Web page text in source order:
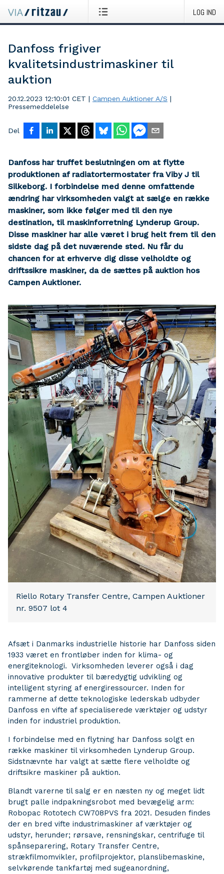
LOG IND
Danfoss frigiver
kvalitetsindustrimaskiner til
auktion
20.12.2023 12:10:01 CET | Campen Auktioner A/S |
Pressemeddelelse
Del
Danfoss har truffet beslutningen om at flytte
produktionen af radiatortermostater fra Viby J til
Silkeborg. I forbindelse med denne omfattende
ændring har virksomheden valgt at sælge en række
maskiner, som ikke følger med til den nye
destination, til maskinforretning Lynderup Group.
Disse maskiner har alle været i brug helt frem til den
sidste dag på det nuværende sted. Nu får du
chancen for at erhverve dig disse velholdte og
driftssikre maskiner, da de sættes på auktion hos
Campen Auktioner.
Riello Rotary Transfer Centre, Campen Auktioner
nr. 9507 lot 4
Afsæt i Danmarks industrielle historie har Danfoss siden
1933 været en frontløber inden for klima- og
energiteknologi. Virksomheden leverer også i dag
innovative produkter til bæredygtig udvikling og
intelligent styring af energiressourcer. Inden for
rammerne af dette teknologiske lederskab udbyder
Danfoss en vifte af specialiserede værktøjer og udstyr
inden for industriel produktion.
I forbindelse med en flytning har Danfoss solgt en
række maskiner til virksomheden Lynderup Group.
Sidstnævnte har valgt at sætte flere velholdte og
driftsikre maskiner på auktion.
Blandt varerne til salg er en næsten ny og meget lidt
brugt palle indpakningsrobot med bevægelig arm:
Robopac Rototech CW708PVS fra 2021. Desuden findes
der en bred vifte industrimaskiner af værktøjer og
udstyr, herunder; rørsave, rensningskar, centrifuge til
spånseparering, Rotary Transfer Centre,
strækfilmomvikler, profilprojektor, planslibemaskine,
selvkørende tankfartøj med sugeanordning,